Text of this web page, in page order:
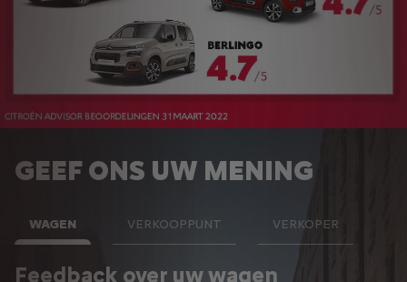
GEEF ONS UW MENING
Feedback over uw wagen
WAGEN VERKOOPPUNT VERKOPER